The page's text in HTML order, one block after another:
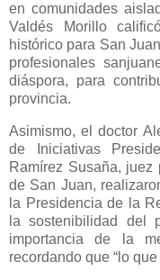
en comunidades
Valdés Morillo
histórico para San
profesionales
diáspora, para
provincia.
Asimismo, el doctor
de Iniciativas
Ramírez Susaña,
de San Juan,
la Presidencia de la
la sostenibilidad del
importancia de la
recordando que “lo